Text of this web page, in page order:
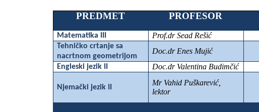
PREDMET
PROFESOR
Matematika III Prof.dr Sead Rešić
Tehničko crtanje sa
nacrtnom geometrijom
Doc.dr Enes Mujić
Engleski jezik II
Doc.dr Valentina Budimčić
Njemački jezik II
Mr Vahid Puškarević,
lektor